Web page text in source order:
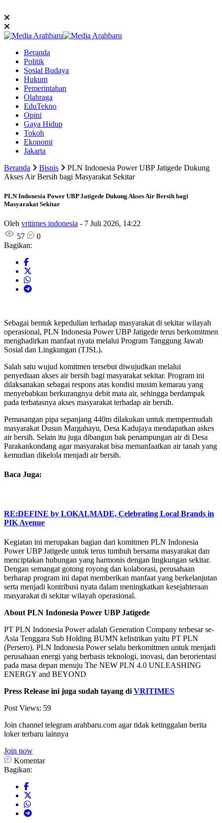
Beranda
Politik
Sosial Budaya
Hukum
Pemerintahan
Olahraga
EduTekno
Opini
Gaya Hidup
Tokoh
Ekonomi
Jakarta
Beranda
Bisnis
PLN Indonesia Power UBP Jatigede Dukung
Akses Air Bersih bagi Masyarakat Sekitar
PLN Indonesia Power UBP Jatigede Dukung Akses Air Bersih bagi
Masyarakat Sekitar
Oleh vritimes indonesia - 7 Juli 2026, 14:22
57
0
Bagikan:
Sebagai bentuk kepedulian terhadap masyarakat di sekitar wilayah
operasional, PLN Indonesia Power UBP Jatigede terus berkomitmen
menghadirkan manfaat nyata melalui Program Tanggung Jawab
Sosial dan Lingkungan (TJSL).
Salah satu wujud komitmen tersebut diwujudkan melalui
penyediaan akses air bersih bagi masyarakat sekitar. Program ini
dilaksanakan sebagai respons atas kondisi musim kemarau yang
menyebabkan berkurangnya debit mata air, sehingga berdampak
pada terbatasnya akses masyarakat terhadap air bersih.
Pemasangan pipa sepanjang 440m dilakukan untuk mempermudah
masyarakat Dusun Margahayu, Desa Kadujaya mendapatkan askes
air bersih. Selain itu juga dibangun bak penampungan air di Desa
Parakankondang agar masyarakat bisa memanfaatkan air tanah yang
kemudian dikelola menjadi air bersih.
Baca Juga:
RE:DEFINE by LOKALMADE, Celebrating Local Brands in
PIK Avenue
Kegiatan ini merupakan bagian dari komitmen PLN Indonesia
Power UBP Jatigede untuk terus tumbuh bersama masyarakat dan
menciptakan hubungan yang harmonis dengan lingkungan sekitar.
Dengan semangat gotong royong dan kolaborasi, perusahaan
berharap program ini dapat memberikan manfaat yang berkelanjutan
serta menjadi kontribusi nyata dalam meningkatkan kesejahteraan
masyarakat di sekitar wilayah operasional.
About PLN Indonesia Power UBP Jatigede
PT PLN Indonesia Power adalah Generation Company terbesar se-
Asia Tenggara Sub Holding BUMN kelistrikan yaitu PT PLN
(Persero). PLN Indonesia Power selalu berkomitmen untuk menjadi
perusahaan energi yang berbasis teknologi, inovasi, dan berorientasi
pada masa depan menuju The NEW PLN 4.0 UNLEASHING
ENERGY and BEYOND
Press Release ini juga sudah tayang di VRITIMES
Post Views: 59
Join channel telegram arahbaru.com agar tidak ketinggalan berita
loker terbaru lainnya
Join now
Komentar
Bagikan: